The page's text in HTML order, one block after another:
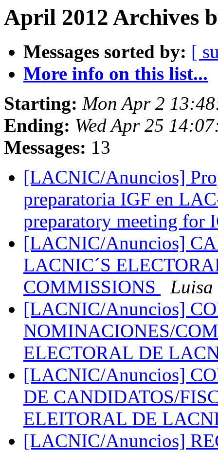
April 2012 Archives
Messages sorted by: [
More info on this list...
Starting: Mon Apr 2
Ending: Wed Apr 25
Messages: 13
[LACNIC/Anuncios]
preparatoria IGF en
preparatory meeting for
[LACNIC/Anuncios]
LACNIC´S
COMMISSIONS
[LACNIC/Anuncios]
NOMINACIONES/
ELECTORAL DE
[LACNIC/Anuncios]
DE CANDIDATOS/
ELEITORAL DE
[LACNIC/Anuncios]